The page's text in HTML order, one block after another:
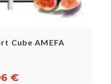
Cube AMEFA
€